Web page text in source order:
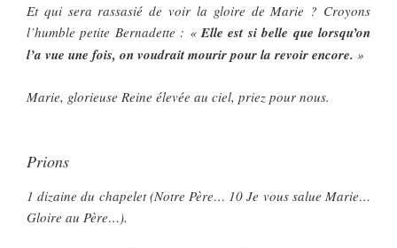
Et qui sera rassasié de voir la gloire de Marie ? Croyons
l’humble petite Bernadette : «Elle est si belle que lorsqu’on
l’a vue une fois, on voudrait mourir pour la revoir encore. »
Marie, glorieuse Reine élevée au ciel, priez pour nous.
Prions
1 dizaine du chapelet (Notre Père… 10 Je vous salue Marie…
Gloire au Père…).